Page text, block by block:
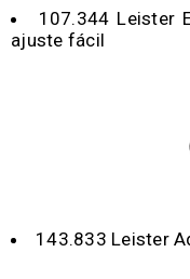
107.344 Leister
ajuste fácil
143.833 Leister